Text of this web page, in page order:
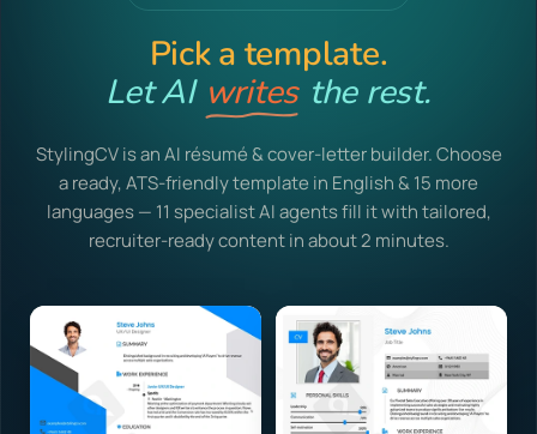
Pick a template.
Let AI writes the rest.
StylingCV is an AI résumé & cover-letter builder. Choose
a ready, ATS-friendly template in English & 15 more
languages — 11 specialist AI agents fill it with tailored,
recruiter-ready content in about 2 minutes.